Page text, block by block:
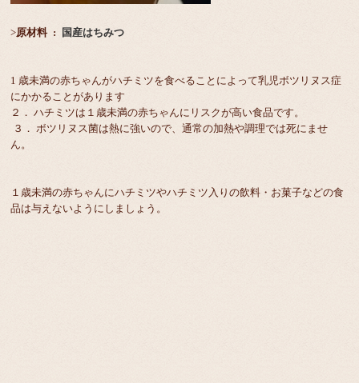
>原材料 : 国産はちみつ
1 歳未満の赤ちゃんがハチミツを食べることによって乳児ボツリヌス症
にかかることがあります
２． ハチミツは１歳未満の赤ちゃんにリスクが高い食品です。
３． ボツリヌス菌は熱に強いので、通常の加熱や調理では死にませ
ん。
１歳未満の赤ちゃんにハチミツやハチミツ入りの飲料・お菓子などの食
品は与えないようにしましょう。